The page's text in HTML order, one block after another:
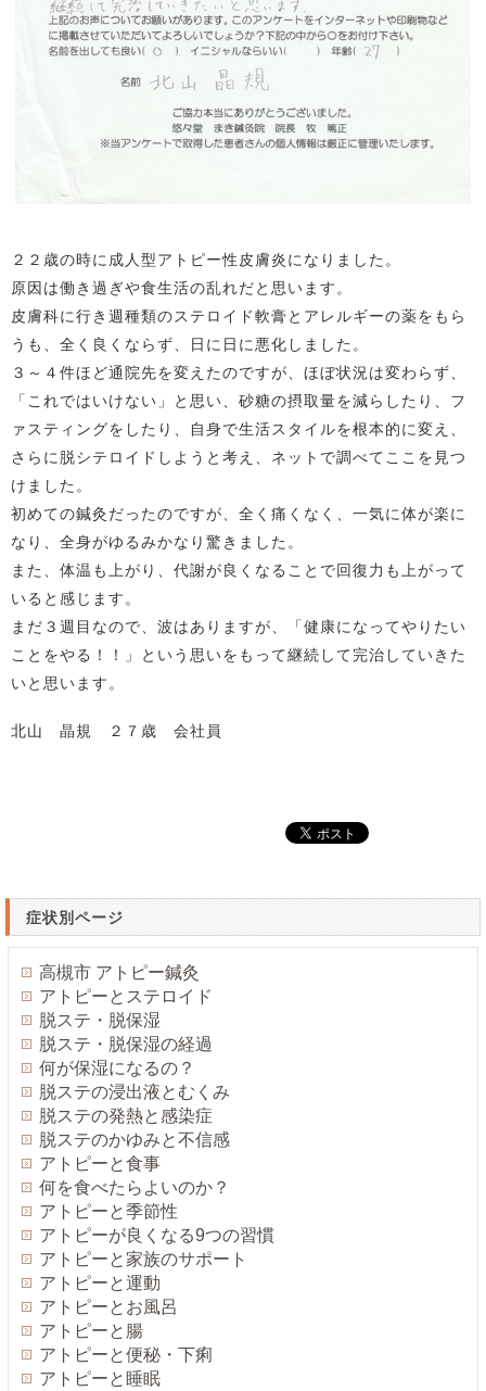
２２歳の時に成人型アトピー性皮膚炎になりました。
原因は働き過ぎや食生活の乱れだと思います。
皮膚科に行き週種類のステロイド軟膏とアレルギーの薬をもら
うも、全く良くならず、日に日に悪化しました。
３～４件ほど通院先を変えたのですが、ほぼ状況は変わらず、
「これではいけない」と思い、砂糖の摂取量を減らしたり、フ
ァスティングをしたり、自身で生活スタイルを根本的に変え、
さらに脱シテロイドしようと考え、ネットで調べてここを見つ
けました。
初めての鍼灸だったのですが、全く痛くなく、一気に体が楽に
なり、全身がゆるみかなり驚きました。
また、体温も上がり、代謝が良くなることで回復力も上がって
いると感じます。
まだ３週目なので、波はありますが、「健康になってやりたい
ことをやる！！」という思いをもって継続して完治していきた
いと思います。
北山 晶規 ２７歳 会社員
症状別ページ
高槻市 アトピー鍼灸
アトピーとステロイド
脱ステ・脱保湿
脱ステ・脱保湿の経過
何が保湿になるの？
脱ステの浸出液とむくみ
脱ステの発熱と感染症
脱ステのかゆみと不信感
アトピーと食事
何を食べたらよいのか？
アトピーと季節性
アトピーが良くなる9つの習慣
アトピーと家族のサポート
アトピーと運動
アトピーとお風呂
アトピーと腸
アトピーと便秘・下痢
アトピーと睡眠